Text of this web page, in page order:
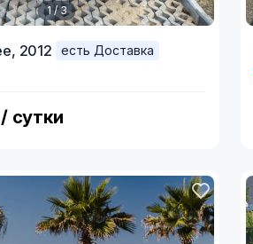
1 / 3
2012
есть Доставка
сутки